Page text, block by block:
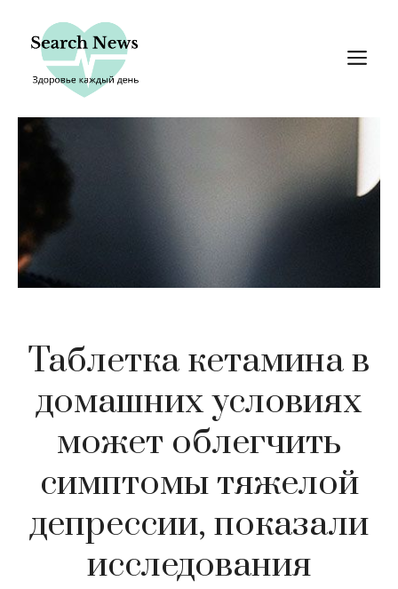
содержимому
Таблетка кетамина в
домашних условиях
может облегчить
симптомы тяжелой
депрессии, показали
исследования